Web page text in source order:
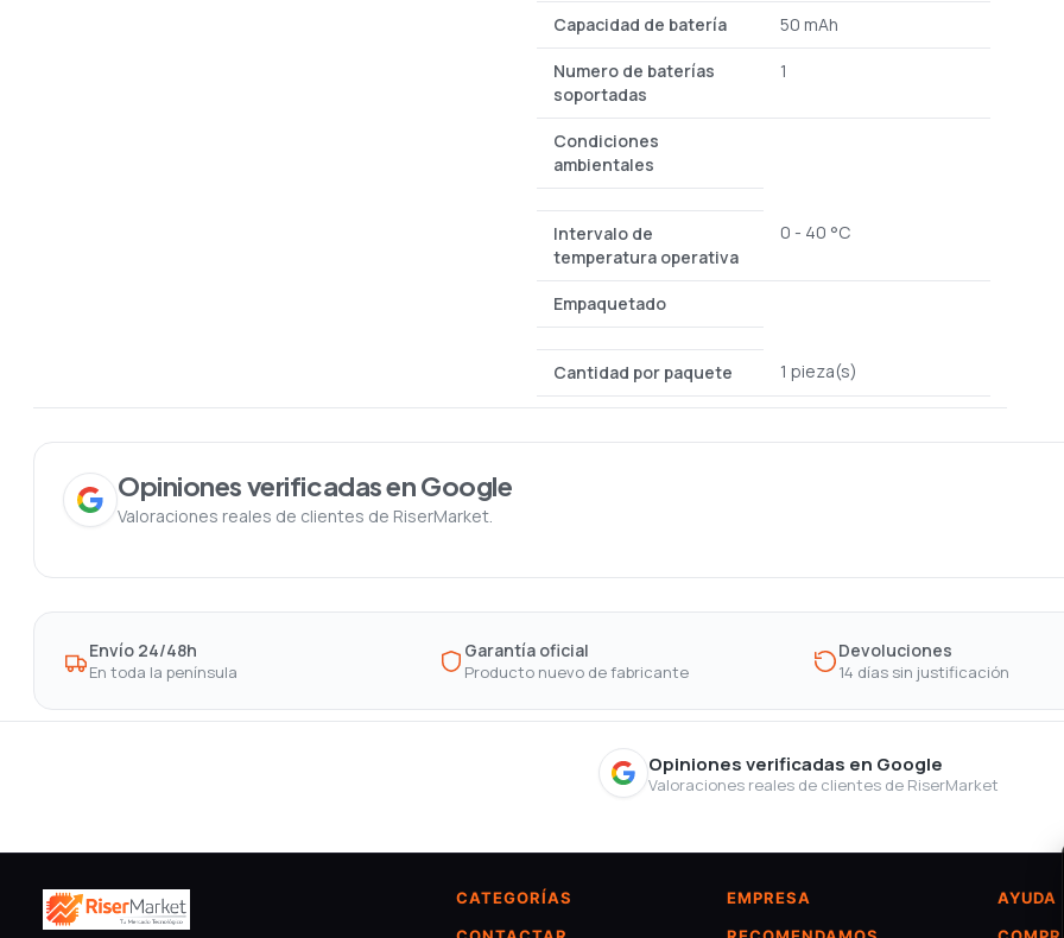
Capacidad de batería 50 mAh
Numero de baterías
soportadas
1
Condiciones
ambientales
Intervalo de
temperatura operativa
0 - 40 °C
Empaquetado
Cantidad por paquete 1 pieza(s)
Opiniones verificadas en Google
Valoraciones reales de clientes de RiserMarket.
Envío 24/48h
En toda la península
Garantía oficial
Producto nuevo de fabricante
Devoluciones
14 días sin justificación
Opiniones verificadas en Google
Valoraciones reales de clientes de RiserMarket
CATEGORÍAS
EMPRESA
AYUDA